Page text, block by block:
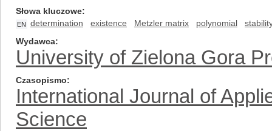
Słowa kluczowe
EN determination existence Metzler matrix polynomial
Wydawca
University of Zielona Gora
Czasopismo
International Journal of
Science